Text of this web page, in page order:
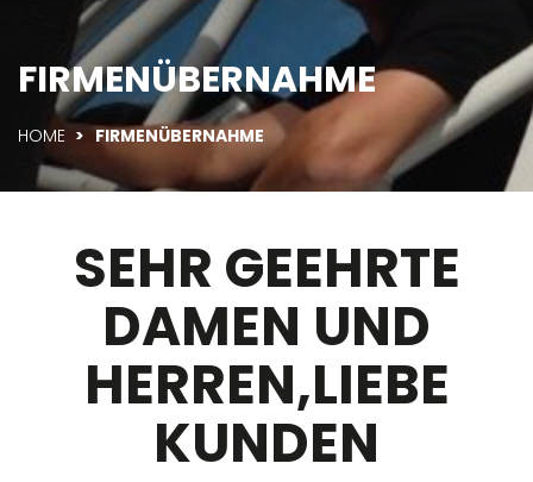
FIRMENÜBERNAHME
HOME > FIRMENÜBERNAHME
SEHR GEEHRTE
DAMEN UND
HERREN,LIEBE
KUNDEN